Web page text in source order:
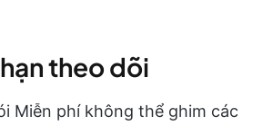
theo dõi
Miễn phí không thể ghim các